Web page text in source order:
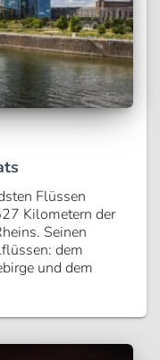
Flüssen
Kilometern der
Seinen
dem
und dem